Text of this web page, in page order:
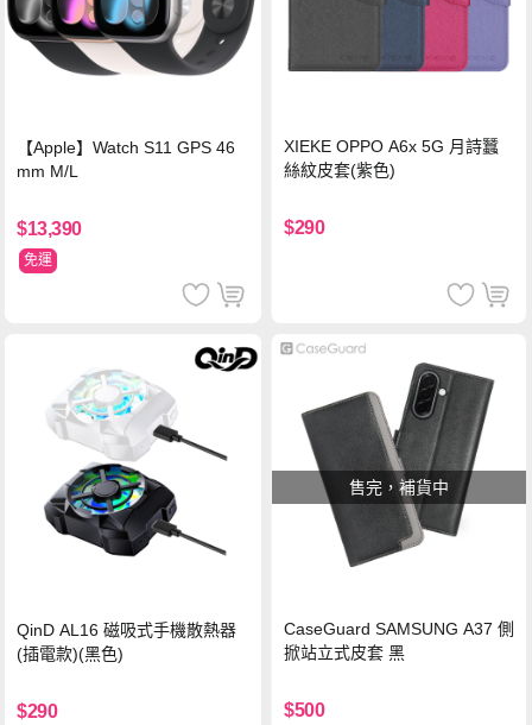
【Apple】Watch S11 GPS 46
mm M/L
$13,390
免運
XIEKE OPPO A6x 5G 月詩蠶
絲紋皮套(紫色)
$290
QinD AL16 磁吸式手機散熱器
(插電款)(黑色)
$290
售完，補貨中
CaseGuard SAMSUNG A37 側
掀站立式皮套 黑
$500